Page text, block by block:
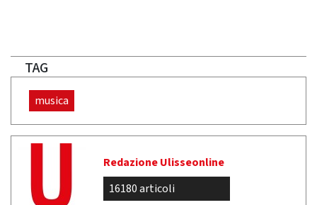
TAG
musica
Redazione Ulisseonline
16180 articoli